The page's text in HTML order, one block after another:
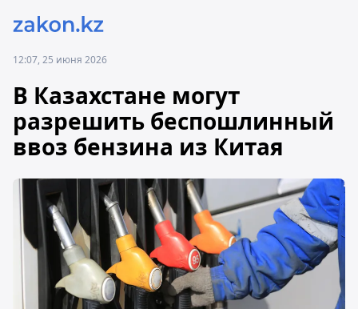
12:07, 25 июня 2026
В Казахстане могут
разрешить беспошлинный
ввоз бензина из Китая